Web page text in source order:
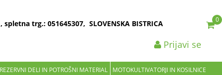
trg.: 051645307, SLOVENSKA BISTRICA 0
Prijavi se
DELI IN POTROŠNI MATERIAL
MOTOKULTIVATORJI IN KOSILNICE